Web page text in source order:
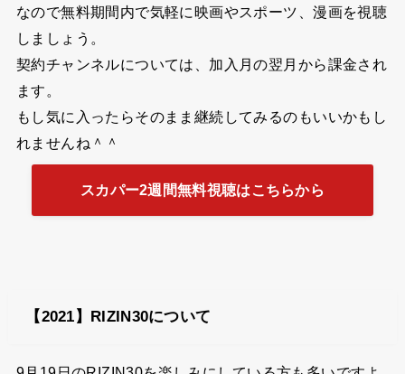
なので無料期間内で気軽に映画やスポーツ、漫画を視聴
しましょう。
契約チャンネルについては、加入月の翌月から課金され
ます。
もし気に入ったらそのまま継続してみるのもいいかもし
れませんね＾＾
スカパー2週間無料視聴はこちらから
【2021】RIZIN30について